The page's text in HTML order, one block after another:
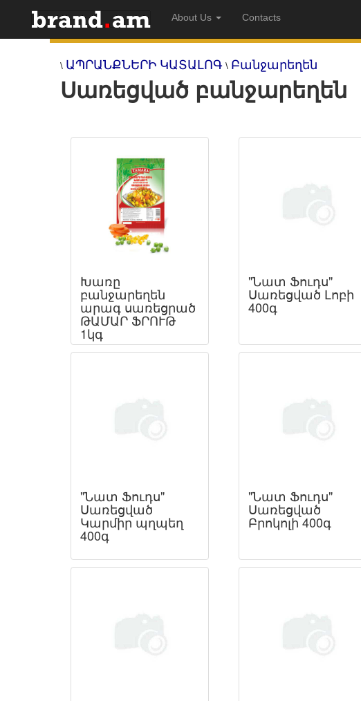
About Us Contacts
\ ԱՊՐԱՆՔՆԵՐԻ ԿԱՏԱԼՈԳ \ Բանջարեղեն
Սառեցված բանջարեղեն
Խառը
բանջարեղեն
արագ սառեցրած
ԹԱՄԱՐ ՖՐՈՒԹ
1կգ
"Նատ Ֆուդս"
Սառեցված Լոբի
400գ
"Նատ Ֆուդս"
Սառեցված
Կարմիր պղպեղ
400գ
"Նատ Ֆուդս"
Սառեցված
Բրոկոլի 400գ